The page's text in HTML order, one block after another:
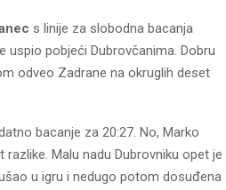
s linije za slobodna bacanja
uspio pobjeći Dubrovčanima. Dobru
odveo Zadrane na okruglih deset
bacanje za 20:27. No, Marko
Malu nadu Dubrovniku opet je
u igru i nedugo potom dosuđena